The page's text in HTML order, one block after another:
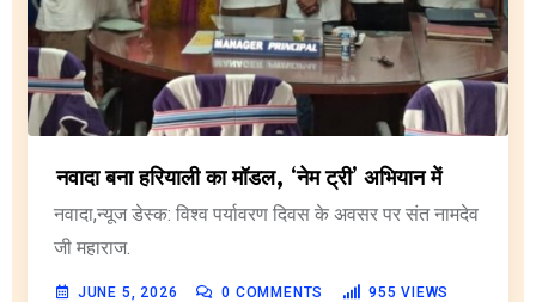
नवादा बना हरियाली का मॉडल, ‘नेम ट्री’ अभियान में
नवादा,न्यूज डेस्क: विश्व पर्यावरण दिवस के अवसर पर संत नामदेव
जी महाराज.
JUNE 5, 2026 0 COMMENTS 955 VIEWS